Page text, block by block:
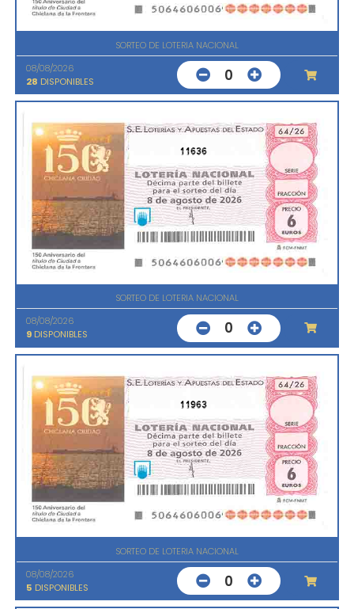
SORTEO DE LOTERIA NACIONAL
08/08/2026
28 DISPONIBLES 0
11636
SORTEO DE LOTERIA NACIONAL
08/08/2026
9 DISPONIBLES 0
11963
SORTEO DE LOTERIA NACIONAL
08/08/2026
5 DISPONIBLES 0